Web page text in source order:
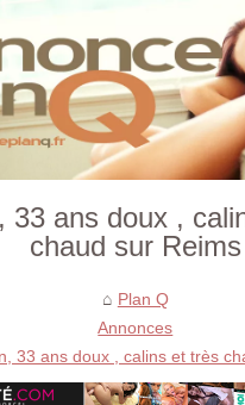
33 ans doux ,
chaud sur Reims
Plan Q
Annonces
33 ans doux , calins et très